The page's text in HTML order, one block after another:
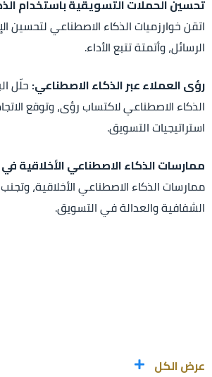
تحسين الحملات التسويقية باستخدام
اتقن خوارزميات الذكاء الاصطناعي لتحسين
الرسائل، وأتمتة تتبع الأداء.
رؤى العملاء عبر الذكاء الاصطناعي:حلّل
الذكاء الاصطناعي لاكتساب رؤى، وتوقع
استراتيجيات التسويق.
ممارسات الذكاء الاصطناعي الأخلاقية
ممارسات الذكاء الاصطناعي الأخلاقية،
الشفافية والعدالة في التسويق.
عرض الكل